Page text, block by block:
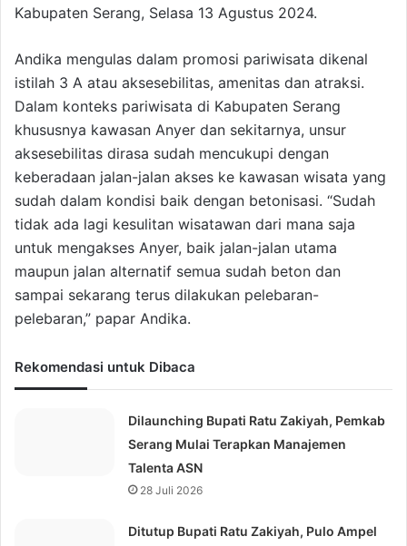
Kabupaten Serang, Selasa 13 Agustus 2024.
Andika mengulas dalam promosi pariwisata dikenal
istilah 3 A atau aksesebilitas, amenitas dan atraksi.
Dalam konteks pariwisata di Kabupaten Serang
khususnya kawasan Anyer dan sekitarnya, unsur
aksesebilitas dirasa sudah mencukupi dengan
keberadaan jalan-jalan akses ke kawasan wisata yang
sudah dalam kondisi baik dengan betonisasi. “Sudah
tidak ada lagi kesulitan wisatawan dari mana saja
untuk mengakses Anyer, baik jalan-jalan utama
maupun jalan alternatif semua sudah beton dan
sampai sekarang terus dilakukan pelebaran-
pelebaran,” papar Andika.
Rekomendasi untuk Dibaca
Dilaunching Bupati Ratu Zakiyah, Pemkab
Serang Mulai Terapkan Manajemen
Talenta ASN
28 Juli 2026
Ditutup Bupati Ratu Zakiyah, Pulo Ampel